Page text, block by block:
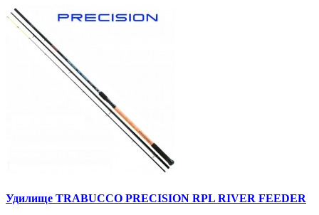
Удилище TRABUCCO PRECISION RPL RIVER FEEDER